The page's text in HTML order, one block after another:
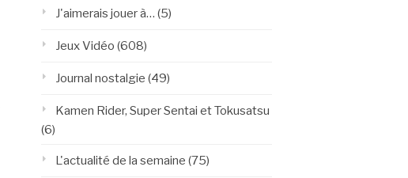
J'aimerais jouer à… (5)
Jeux Vidéo (608)
Journal nostalgie (49)
Kamen Rider, Super Sentai et Tokusatsu
(6)
L'actualité de la semaine (75)